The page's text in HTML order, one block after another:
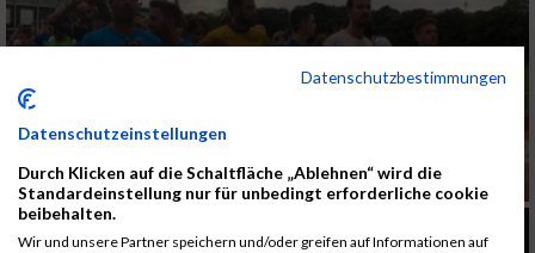
Datenschutzbestimmungen
Datenschutzeinstellungen
Durch Klicken auf die Schaltfläche „Ablehnen“ wird die
Standardeinstellung nur für unbedingt erforderliche cookie
beibehalten.
Wir und unsere Partner speichern und/oder greifen auf Informationen auf